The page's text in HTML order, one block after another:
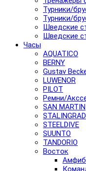
Турники/
Турники/
Шведские
Шведские
Часы
AQUATICO
BERNY
Gustav
LUWENOR
PILOT
Pемни/
SAN MARTIN
STALINGRAD
STEELDIVE
SUUNTO
TANDORIO
Восток